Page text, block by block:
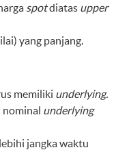
spotdiatas upper
yang panjang.
memiliki underlying.
nominal underlying
jangka waktu